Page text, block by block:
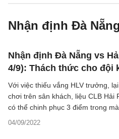
Nhận định Đà
Nhận định Đà Nẵng vs
4/9): Thách thức cho đội
04/09/2022
Với việc thiếu vắng HLV trưởng,
chơi trên sân khách, liệu CLB Hải
có thể chinh phục 3 điểm trong
tài với SHB Đà Nẵng ở vòng 15?